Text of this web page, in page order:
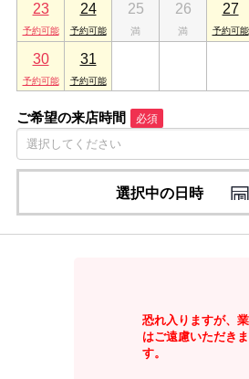
23 24 25 26 27
30 31
ご希望の来店時間 必須
選択中の日時
恐れ入りますが、
はご遠慮いただき
す。